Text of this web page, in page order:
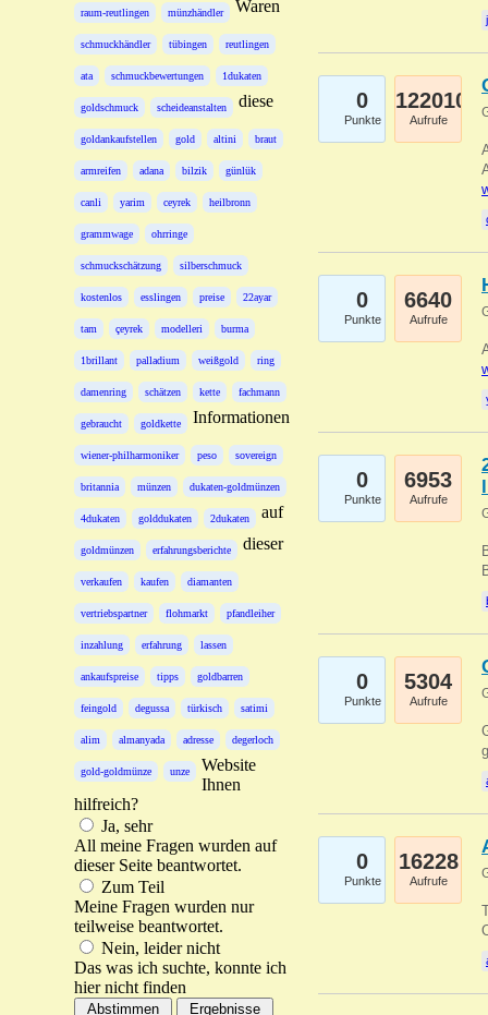
raum-reutlingen münzhändler
schmuckhändler tübingen reutlingen
ata schmuckbewertungen 1dukaten
goldschmuck scheideanstalten
goldankaufstellen gold altini braut
armreifen adana bilzik günlük
canli yarim ceyrek heilbronn
grammwage ohrringe
schmuckschätzung silberschmuck
kostenlos esslingen preise 22ayar
tam çeyrek modelleri burma
1brillant palladium weißgold ring
damenring schätzen kette fachmann
gebraucht goldkette
wiener-philharmoniker peso sovereign
britannia münzen dukaten-goldmünzen
4dukaten golddukaten 2dukaten
goldmünzen erfahrungsberichte
verkaufen kaufen diamanten
vertriebspartner flohmarkt pfandleiher
inzahlung erfahrung lassen
ankaufspreise tipps goldbarren
feingold degussa türkisch satimi
alim almanyada adresse degerloch
gold-goldmünze unze
Waren
diese
Informationen
auf
dieser
Website
Ihnen
hilfreich?
Ja, sehr
All meine Fragen wurden auf
dieser Seite beantwortet.
Zum Teil
Meine Fragen wurden nur
teilweise beantwortet.
Nein, leider nicht
Das was ich suchte, konnte ich
hier nicht finden
0
Punkte
122010
Aufrufe
0
Punkte
6640
Aufrufe
0
Punkte
6953
Aufrufe
0
Punkte
5304
Aufrufe
0
Punkte
16228
Aufrufe